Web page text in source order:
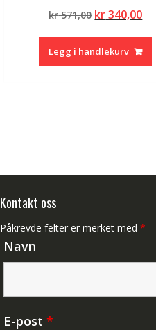
4.50
av 5
kr571,00 Opprinnelig
var:
kr 571,00.
kr340,00
kr
Legg i handlekurv
Kontakt oss
Påkrevde felter er merket med *
Navn
E-post *